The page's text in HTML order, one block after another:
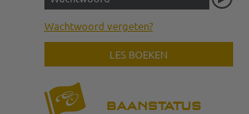
Wachtwoord vergeten?
LES BOEKEN
BAANSTATUS